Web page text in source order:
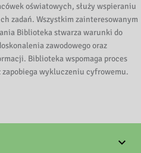
oświatowych, służy wspieraniu
zadań. Wszystkim zainteresowanym
Biblioteka stwarza warunki do
zawodowego oraz
Biblioteka wspomaga proces
zapobiega wykluczeniu cyfrowemu.